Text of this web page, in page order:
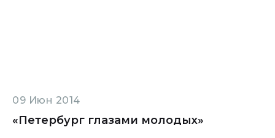
09 Июн 2014
«Петербург глазами молодых»